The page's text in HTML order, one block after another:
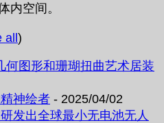
内空间。
all)
何图形和珊瑚扭曲艺术居装
神绘者 - 2025/04/02
发出全球最小无电池无人